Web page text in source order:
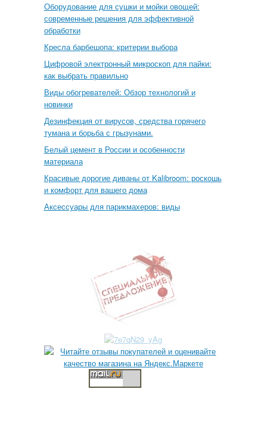
Оборудование для сушки и мойки овощей:
современные решения для эффективной
обработки
Кресла барбешопа: критерии выбора
Цифровой электронный микроскоп для пайки:
как выбрать правильно
Виды обогревателей: Обзор технологий и
новинки
Дезинфекция от вирусов, средства горячего
тумана и борьба с грызунами.
Белый цемент в России и особенности
материала
Красивые дорогие диваны от Kalibroom: роскошь
и комфорт для вашего дома
Аксессуары для парикмахеров: виды